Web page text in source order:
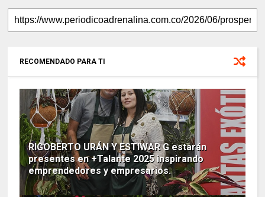
RECOMENDADO PARA TI
RIGOBERTO URÁN Y ESTIWAR G estarán
presentes en +Talante 2025 inspirando
emprendedores y empresarios.